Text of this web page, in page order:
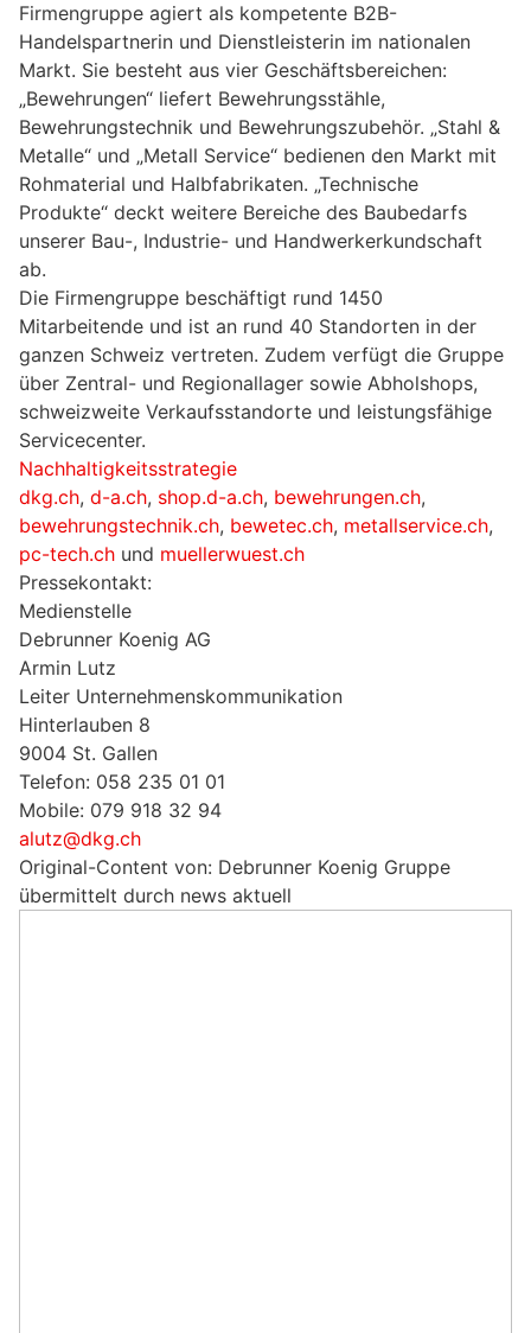
Firmengruppe agiert als kompetente B2B-
Handelspartnerin und Dienstleisterin im nationalen
Markt. Sie besteht aus vier Geschäftsbereichen:
„Bewehrungen“ liefert Bewehrungsstähle,
Bewehrungstechnik und Bewehrungszubehör. „Stahl &
Metalle“ und „Metall Service“ bedienen den Markt mit
Rohmaterial und Halbfabrikaten. „Technische
Produkte“ deckt weitere Bereiche des Baubedarfs
unserer Bau-, Industrie- und Handwerkerkundschaft
ab.
Die Firmengruppe beschäftigt rund 1450
Mitarbeitende und ist an rund 40 Standorten in der
ganzen Schweiz vertreten. Zudem verfügt die Gruppe
über Zentral- und Regionallager sowie Abholshops,
schweizweite Verkaufsstandorte und leistungsfähige
Servicecenter.
Nachhaltigkeitsstrategie
dkg.ch, d-a.ch, shop.d-a.ch, bewehrungen.ch,
bewehrungstechnik.ch, bewetec.ch, metallservice.ch,
pc-tech.ch und muellerwuest.ch
Pressekontakt:
Medienstelle
Debrunner Koenig AG
Armin Lutz
Leiter Unternehmenskommunikation
Hinterlauben 8
9004 St. Gallen
Telefon: 058 235 01 01
Mobile: 079 918 32 94
alutz@dkg.ch
Original-Content von: Debrunner Koenig Gruppe
übermittelt durch news aktuell